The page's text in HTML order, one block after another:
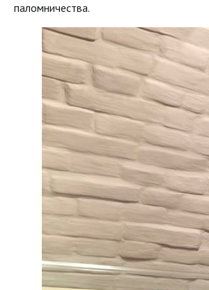
паломничества.